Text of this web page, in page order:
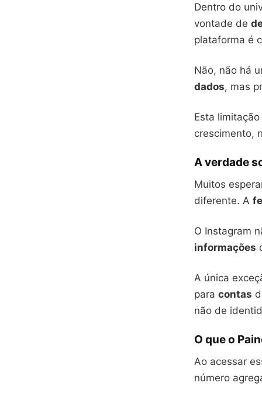
Dentro do
vontade de
plataforma é
Não, não há
dados, mas
Esta
crescimento,
A verdade
Muitos
diferente. A
O Instagram
informações
A única
para contas
não de
O que o
Ao acessar
número